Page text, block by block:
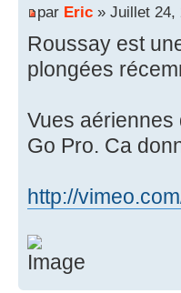
par Eric » Juillet 24,
Roussay est
plongées
Vues aériennes
Go Pro. Ca
http://